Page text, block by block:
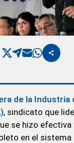
de la Industria
, sindicato que
se hizo efectiva
en el